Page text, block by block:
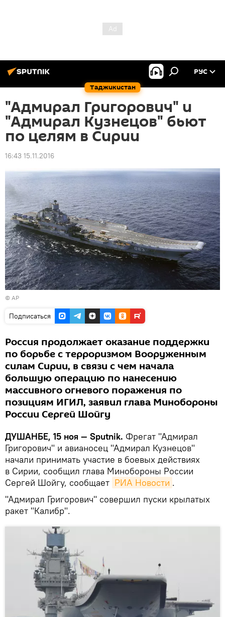
Таджикистан
РУС
"Адмирал Григорович" и
"Адмирал Кузнецов" бьют
по целям в Сирии
16:43 15.11.2016
© AP
Подписаться
Россия продолжает оказание поддержки
по борьбе с терроризмом Вооруженным
силам Сирии, в связи с чем начала
большую операцию по нанесению
массивного огневого поражения по
позициям ИГИЛ, заявил глава Минобороны
России Сергей Шойгу
ДУШАНБЕ, 15 ноя — Sputnik. Фрегат "Адмирал
Григорович" и авианосец "Адмирал Кузнецов"
начали принимать участие в боевых действиях
в Сирии, сообщил глава Минобороны России
Сергей Шойгу, сообщает РИА Новости .
"Адмирал Григорович" совершил пуски крылатых
ракет "Калибр".